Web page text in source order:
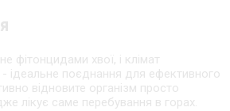
фітонцидами хвої, і клімат
- ідеальне поєднання для ефективного
відновите організм просто
лікує саме перебування в горах.